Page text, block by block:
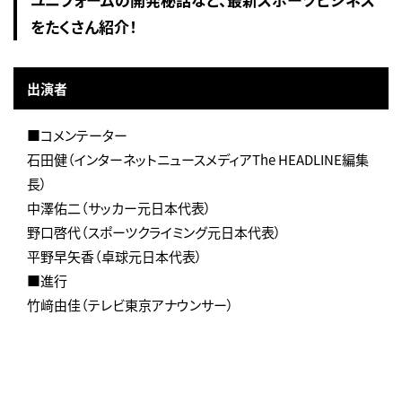
をたくさん紹介！
出演者
■コメンテーター
石田健（インターネットニュースメディアThe HEADLINE編集
長）
中澤佑二（サッカー元日本代表）
野口啓代（スポーツクライミング元日本代表）
平野早矢香（卓球元日本代表）
■進行
竹﨑由佳（テレビ東京アナウンサー）